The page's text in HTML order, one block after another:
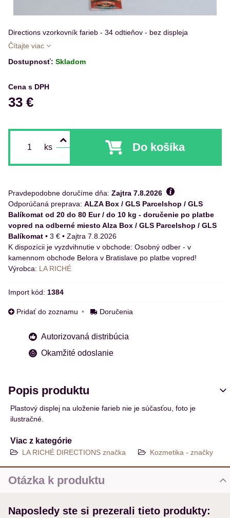
Directions vzorkovník farieb - 34 odtieňov - bez displeja
Čítajte viac
Dostupnosť: Skladom
Cena s DPH
33 €
ks Do košíka
Pravdepodobne doručíme dňa: Zajtra 7.8.2026
ALZA Box / GLS Parcelshop / GLS
Balíkomat od 20 do 80 Eur / do 10 kg - doručenie po platbe
vopred na odberné miesto Alza Box / GLS Parcelshop / GLS
Balíkomat • 3 € • Zajtra 7.8.2026
Osobný odber - v
kamennom obchode Belora v Bratislave po platbe vopred!
Výrobca: LA RICHÉ
Import kód: 1384
Pridať do zoznamu Doručenia
Autorizovaná distribúcia
Okamžité odoslanie
Popis produktu
Plastový displej na uloženie farieb nie je súčasťou, foto je
ilustračné.
Viac z kategórie
LA RICHÉ DIRECTIONS značka Kozmetika - značky
Otázka k produktu
MENO
Naposledy ste si prezerali tieto produkty: